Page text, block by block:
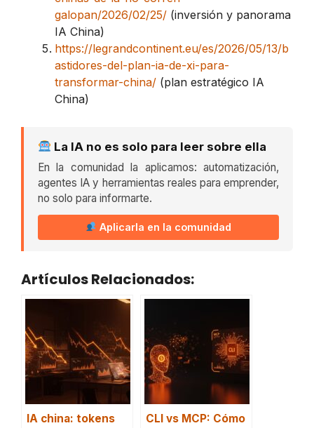
galopan/2026/02/25/ (inversión y panorama
IA China)
https://legrandcontinent.eu/es/2026/05/13/b
astidores-del-plan-ia-de-xi-para-
transformar-china/ (plan estratégico IA
China)
La IA no es solo para leer sobre ella
En la comunidad la aplicamos: automatización,
agentes IA y herramientas reales para emprender,
no solo para informarte.
Aplicarla en la comunidad
Artículos Relacionados:
IA china: tokens
CLI vs MCP: Cómo